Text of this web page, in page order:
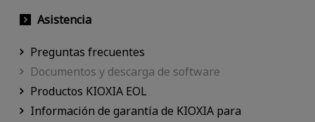
Asistencia
Preguntas frecuentes
Documentos y descarga de software
Productos KIOXIA EOL
Información de garantía de KIOXIA para